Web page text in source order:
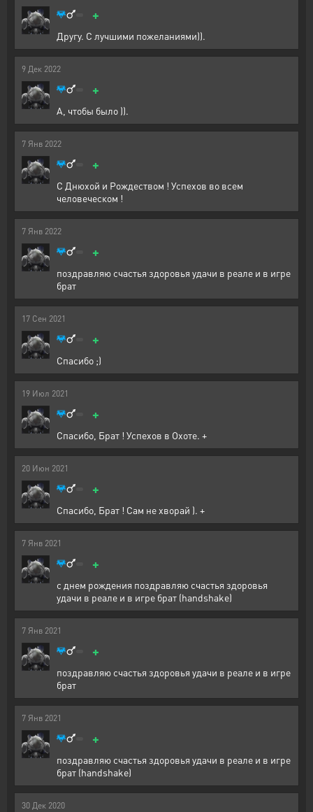
+
Другу. С лучшими пожеланиями)).
9 Дек 2022
+
А, чтобы было )).
7 Янв 2022
+
С Днюхой и Рождеством ! Успехов во всем
человеческом !
7 Янв 2022
+
поздравляю счастья здоровья удачи в реале и в игре
брат
17 Сен 2021
+
Спасибо ;)
19 Июл 2021
+
Спасибо, Брат ! Успехов в Охоте. +
20 Июн 2021
+
Спасибо, Брат ! Сам не хворай ). +
7 Янв 2021
+
с днем рождения поздравляю счастья здоровья
удачи в реале и в игре брат (handshake)
7 Янв 2021
+
поздравляю счастья здоровья удачи в реале и в игре
брат
7 Янв 2021
+
поздравляю счастья здоровья удачи в реале и в игре
брат (handshake)
30 Дек 2020